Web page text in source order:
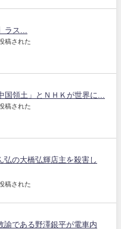
ラス...
稿された
国領土」とＮＨＫが世界に...
稿された
弘の大橋弘輝店主を殺害し
稿された
諭である野澤銀平が電車内